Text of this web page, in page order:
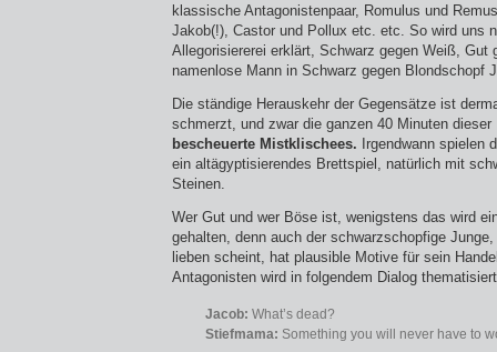
klassische Antagonistenpaar, Romulus und
Jakob(!), Castor und Pollux etc. etc. So wird uns
Allegorisiererei erklärt, Schwarz gegen Weiß, Gut
namenlose Mann in Schwarz gegen Blondschopf
Die ständige Herauskehr der Gegensätze ist
schmerzt, und zwar die ganzen 40 Minuten
bescheuerte Mistklischees. Irgendwann spielen
ein altägyptisierendes Brettspiel, natürlich mit
Steinen.
Wer Gut und wer Böse ist, wenigstens das wird
gehalten, denn auch der schwarzschopfige
lieben scheint, hat plausible Motive für sein
Antagonisten wird in folgendem Dialog
Jacob: What’s dead?
Stiefmama: Something you will never have to